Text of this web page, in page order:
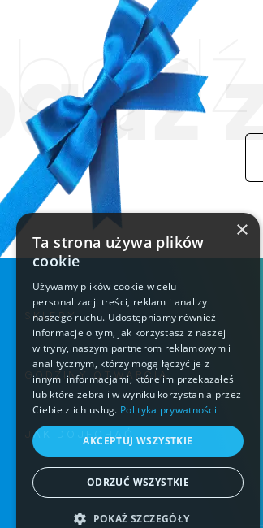
SKLEPY
GODZINY OTWARCIA
JAK DOJECHAĆ
×
Ta strona używa plików
cookie
Używamy plików cookie w celu
personalizacji treści, reklam i analizy
naszego ruchu. Udostępniamy również
informacje o tym, jak korzystasz z naszej
witryny, naszym partnerom reklamowym i
analitycznym, którzy mogą łączyć je z
innymi informacjami, które im przekazałeś
lub które zebrali w wyniku korzystania przez
Ciebie z ich usług. Polityka prywatności
AKCEPTUJ WSZYSTKIE
ODRZUĆ WSZYSTKIE
POKAŻ SZCZEGÓŁY